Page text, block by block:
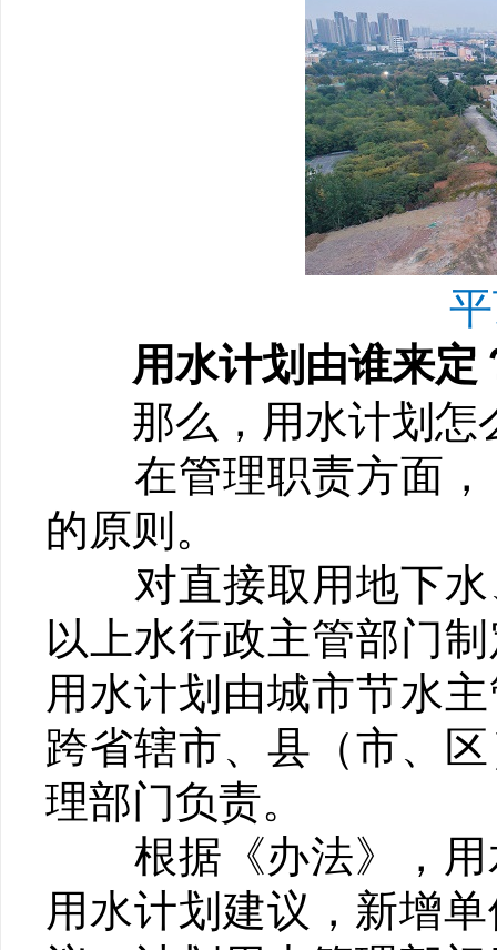
用水计划由谁来定
那么，用水计划怎
在管理职责方面，
的原则。
对直接取用地下水
以上水行政主管部门
用水计划由城市节水
跨省辖市、县（市、
理部门负责。
根据《办法》，用
用水计划建议，新增